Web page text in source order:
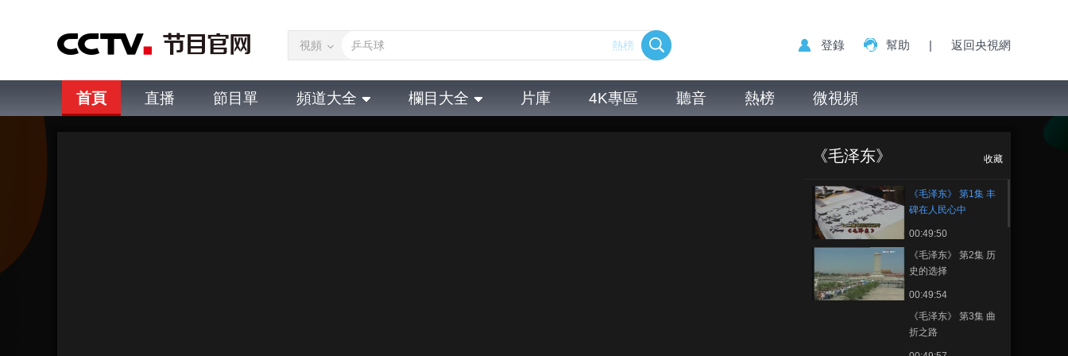
視頻 熱榜 登錄 幫助 | 返回央視網
首頁 直播 節目單 頻道大全 欄目大全 片庫 4K專區 聽音 熱榜 微視頻
《毛泽东》 收藏
《毛泽东》 第1集 丰
碑在人民心中
00:49:50
《毛泽东》 第2集 历
史的选择
00:49:54
《毛泽东》 第3集 曲
折之路